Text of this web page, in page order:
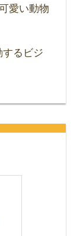
愛い動物
るビジ